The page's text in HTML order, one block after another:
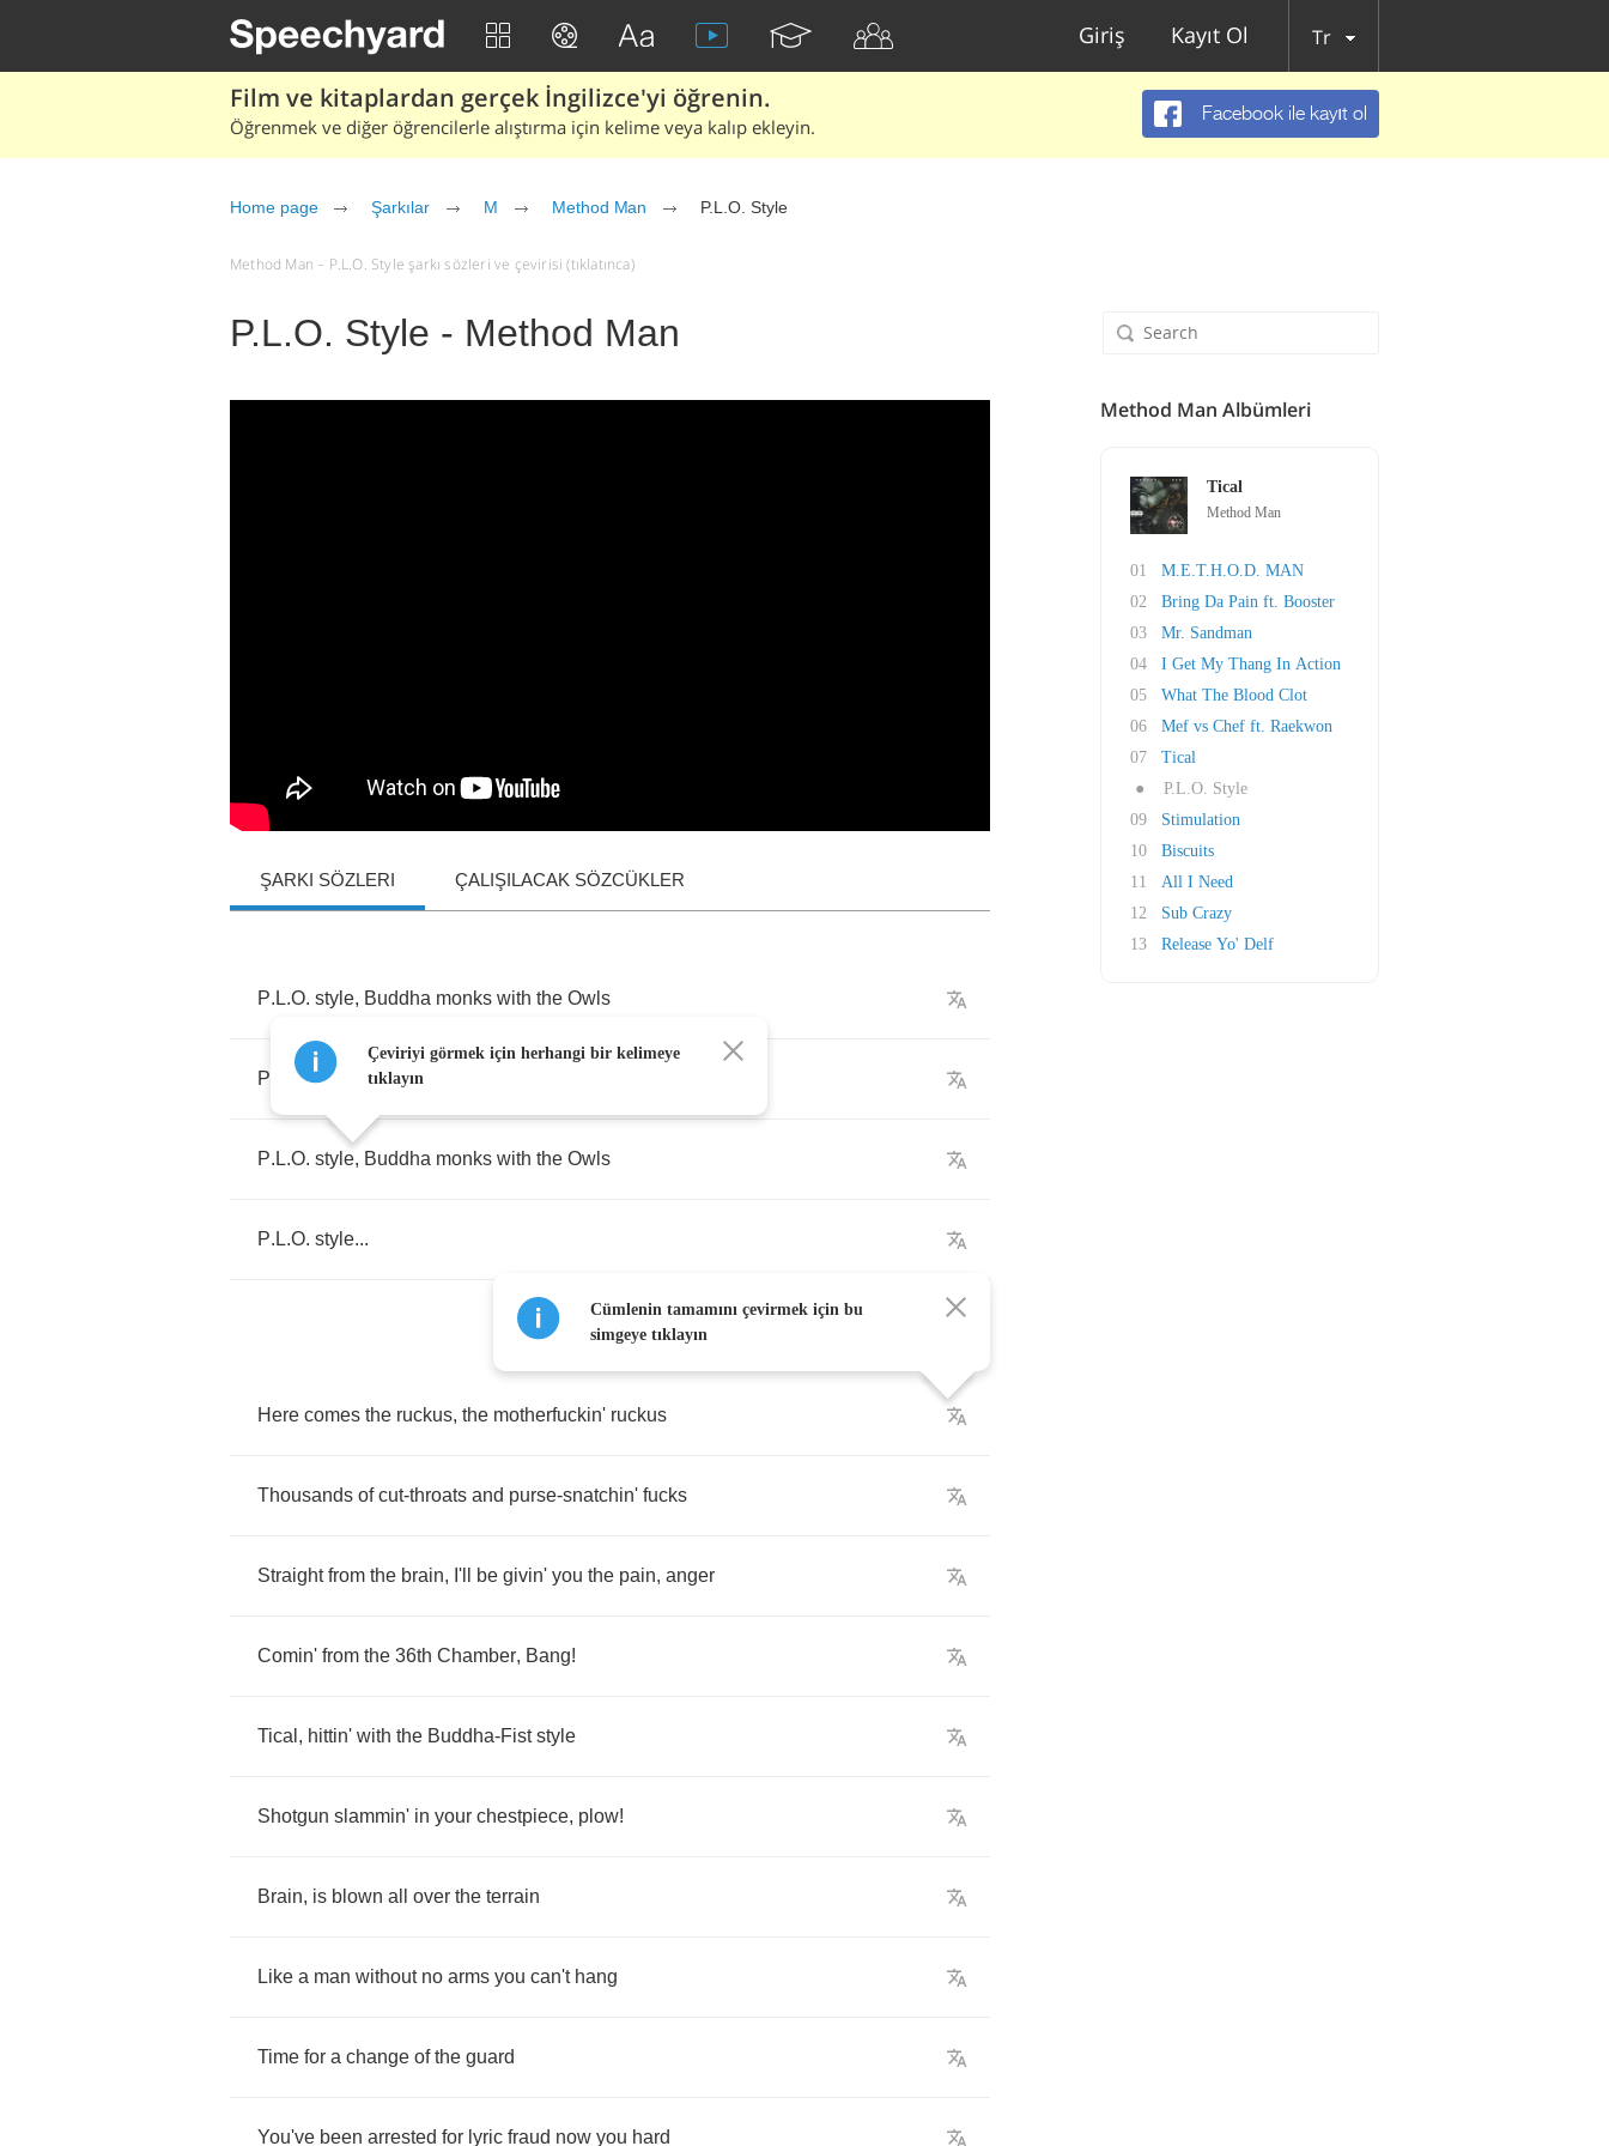
Giriş Kayıt Ol Tr
Film ve kitaplardan gerçek İngilizce'yi öğrenin.
Öğrenmek ve diğer öğrencilerle alıştırma için kelime veya kalıp ekleyin.
Facebook ile kayıt ol
Home page Şarkılar M Method Man P.L.O. Style
Method Man – P.L.O. Style şarkı sözleri ve çevirisi (tıklatınca)
P.L.O. Style - Method Man
ŞARKI SÖZLERI ÇALIŞILACAK SÖZCÜKLER
P. L.O. style, Buddha monks with the Owls
P O.style Buddha
P. L.O. style, Buddha monks with the Owls
P. L.O. style...
Here comes the ruckus, the motherfuckin' ruckus
Thousands of cut-throats and purse-snatchin' fucks
Straight from the brain, I'll be givin' you the pain, anger
Comin' from the 36th Chamber, Bang!
Tical , hittin' with the Buddha-Fist style
Shotgun slammin' in your chestpiece, plow!
Brain, is blown all over the terrain
Like a man without no arms you can't hang
Time for a change of the guard
You've been arrested for lyric fraud now you hard
Çeviriyi görmek için herhangi bir kelimeye
tıklayın
Cümlenin tamamını çevirmek için bu
simgeye tıklayın
Method Man Albümleri
Tical
Method Man
01
M.E.T.H.O.D. MAN
02
Bring Da Pain ft. Booster
03
Mr. Sandman
04
I Get My Thang In Action
05
What The Blood Clot
06
Mef vs Chef ft. Raekwon
07
Tical
●
P.L.O. Style
09
Stimulation
10
Biscuits
11
All I Need
12
Sub Crazy
13
Release Yo' Delf